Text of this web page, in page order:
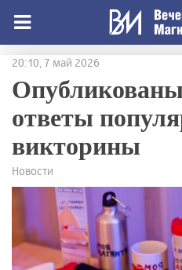
20:10, 7 май 2026
ответы
викторины
Новости